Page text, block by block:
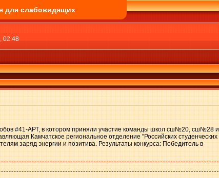
для слабовидящих
02:48
#41-АРТ, в котором приняли участие команды школ сш№20, сш№28 и
Камчатское региональное отделение "Российских студенческих
заряд энергии и позитива. Результаты конкурса: Победитель в